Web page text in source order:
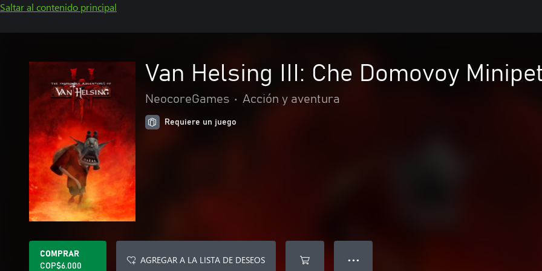
Saltar al contenido principal
Van Helsing III: Che Domovoy
NeocoreGames • Acción y aventura
Requiere un juego
COMPRAR
COP$6.000
AGREGAR A LA LISTA DE DESEOS ● ● ●